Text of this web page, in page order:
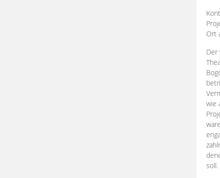
Ort
Der
wie
zahlr
soll.